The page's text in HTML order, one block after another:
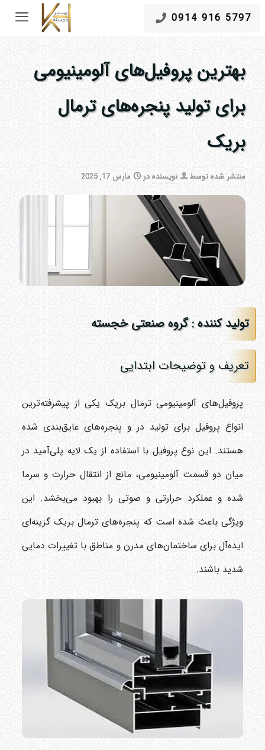
5797 916 0914
بهترین پروفیل‌های آلومینیومی
برای تولید پنجره‌های ترمال
بریک
منتشر شده توسط نویسندهدر مارس 17, 2025
تولید کننده : گروه صنعتی خجسته
تعریف و توضیحات ابتدایی
پروفیل‌های آلومینیومی ترمال بریک یکی از پیشرفته‌ترین
انواع پروفیل برای تولید در و پنجره‌های عایق‌بندی شده
هستند. این نوع پروفیل با استفاده از یک لایه پلی‌آمید در
میان دو قسمت آلومینیومی، مانع از انتقال حرارت و سرما
شده و عملکرد حرارتی و صوتی را بهبود می‌بخشد. این
ویژگی باعث شده است که پنجره‌های ترمال بریک گزینه‌ای
ایده‌آل برای ساختمان‌های مدرن و مناطق با تغییرات دمایی
شدید باشند.